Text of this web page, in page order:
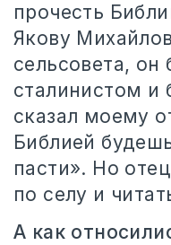
прочесть
Якову
сельсовета,
сталинистом и
сказал моему
Библией
пасти». Но
по селу и
А как